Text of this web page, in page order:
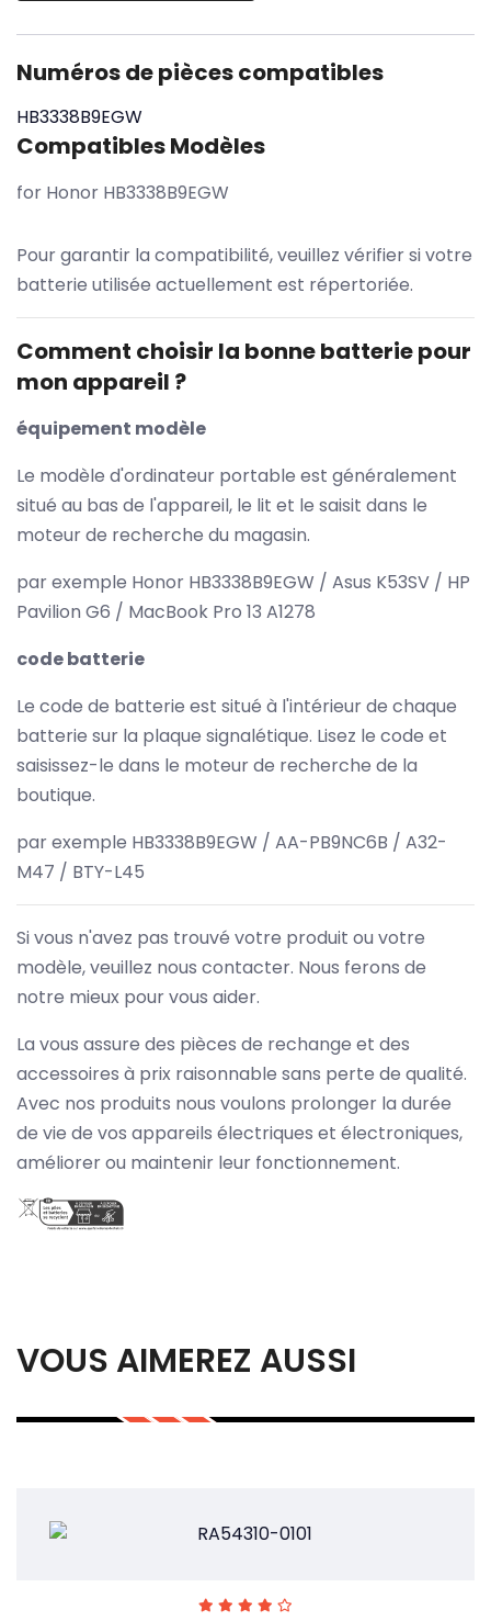
Numéros de pièces compatibles
HB3338B9EGW
Compatibles Modèles
for Honor HB3338B9EGW
Pour garantir la compatibilité, veuillez vérifier si votre
batterie utilisée actuellement est répertoriée.
Comment choisir la bonne batterie pour
mon appareil ?
équipement modèle
Le modèle d'ordinateur portable est généralement
situé au bas de l'appareil, le lit et le saisit dans le
moteur de recherche du magasin.
par exemple Honor HB3338B9EGW / Asus K53SV / HP
Pavilion G6 / MacBook Pro 13 A1278
code batterie
Le code de batterie est situé à l'intérieur de chaque
batterie sur la plaque signalétique. Lisez le code et
saisissez-le dans le moteur de recherche de la
boutique.
par exemple HB3338B9EGW / AA-PB9NC6B / A32-
M47 / BTY-L45
Si vous n'avez pas trouvé votre produit ou votre
modèle, veuillez nous contacter. Nous ferons de
notre mieux pour vous aider.
La vous assure des pièces de rechange et des
accessoires à prix raisonnable sans perte de qualité.
Avec nos produits nous voulons prolonger la durée
de vie de vos appareils électriques et électroniques,
améliorer ou maintenir leur fonctionnement.
VOUS AIMEREZ AUSSI